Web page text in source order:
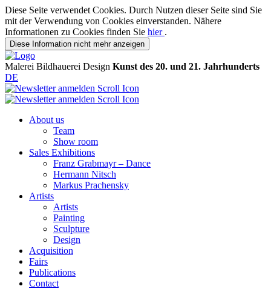
Diese Seite verwendet Cookies. Durch Nutzen dieser Seite sind Sie
mit der Verwendung von Cookies einverstanden. Nähere
Informationen zu Cookies finden Sie hier .
Diese Information nicht mehr anzeigen
Malerei Bildhauerei Design Kunst des 20. und 21. Jahrhunderts
DE
About us
Team
Show room
Sales Exhibitions
Franz Grabmayr – Dance
Hermann Nitsch
Markus Prachensky
Artists
Artists
Painting
Sculpture
Design
Acquisition
Fairs
Publications
Contact